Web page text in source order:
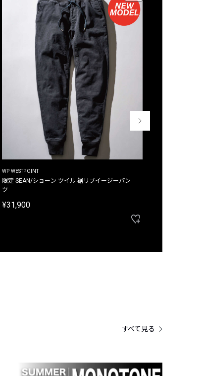
WP WESTPOINT
限定 SEAN/ショーン ツイル 裾リブイージーパン
ツ
¥31,900
すべて見る